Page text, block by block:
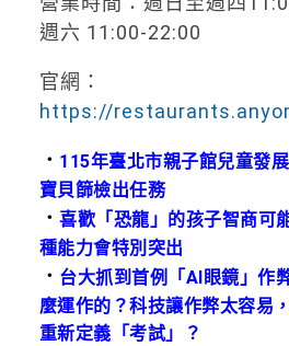
週六 11:00-22:00
官網：
https://
． 115年臺北市親子館兒童發
寶貝篩檢出任務
．喜歡「恐龍」的孩子智商可
種能力會特別突出
． 台大抓到首例「AI眼鏡」作
麼運作的？科技讓作弊太容易
重新定義「考試」？